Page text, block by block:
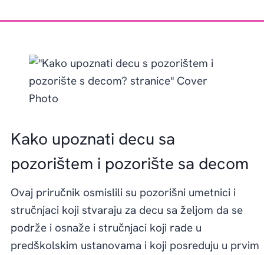
Kako upoznati decu sa
pozorištem i pozorište sa decom
Ovaj priručnik osmislili su pozorišni umetnici i
stručnjaci koji stvaraju za decu sa željom da se
podrže i osnaže i stručnjaci koji rade u
predškolskim ustanovama i koji posreduju u prvim